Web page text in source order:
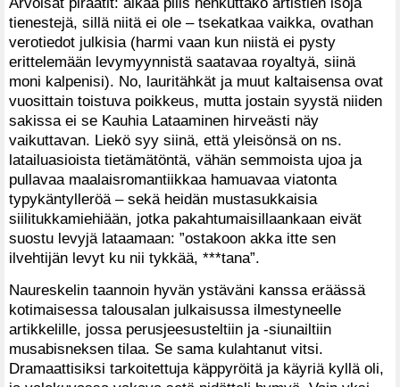
tienestejä, sillä niitä ei ole – tsekatkaa vaikka, ovathan
verotiedot julkisia (harmi vaan kun niistä ei pysty
erittelemään levymyynnistä saatavaa royaltyä, siinä
moni kalpenisi). No, lauritähkät ja muut kaltaisensa ovat
vuosittain toistuva poikkeus, mutta jostain syystä niiden
sakissa ei se Kauhia Lataaminen hirveästi näy
vaikuttavan. Liekö syy siinä, että yleisönsä on ns.
latailuasioista tietämätöntä, vähän semmoista ujoa ja
pullavaa maalaisromantiikkaa hamuavaa viatonta
typykäntylleröä – sekä heidän mustasukkaisia
siilitukkamiehiään, jotka pakahtumaisillaankaan eivät
suostu levyjä lataamaan: ”ostakoon akka itte sen
ilvehtijän levyt ku nii tykkää, ***tana”.
Naureskelin taannoin hyvän ystäväni kanssa eräässä
kotimaisessa talousalan julkaisussa ilmestyneelle
artikkelille, jossa perusjeesusteltiin ja -siunailtiin
musabisneksen tilaa. Se sama kulahtanut vitsi.
Dramaattisiksi tarkoitettuja käppyröitä ja käyriä kyllä oli,